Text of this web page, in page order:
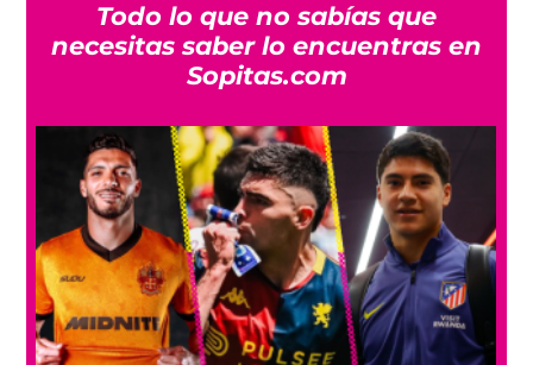
Todo lo que no sabías que
necesitas saber lo encuentras en
Sopitas.com